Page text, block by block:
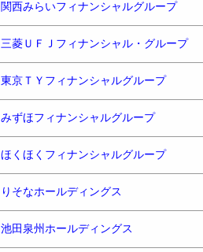
関西みらいフィナンシャルグループ
三菱ＵＦＪフィナンシャル・グループ
東京ＴＹフィナンシャルグループ
みずほフィナンシャルグループ
ほくほくフィナンシャルグループ
りそなホールディングス
池田泉州ホールディングス